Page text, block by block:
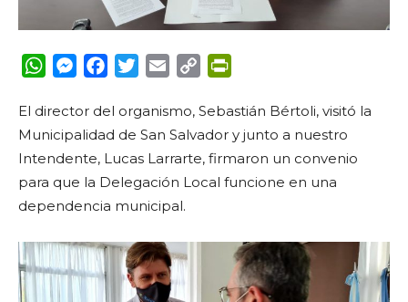
WhatsApp
Messenger
FacebookTwitterEmail Copy
El director del organismo, Sebastián Bértoli, visitó la
Municipalidad de San Salvador y junto a nuestro
Intendente, Lucas Larrarte, firmaron un convenio
para que la Delegación Local funcione en una
dependencia municipal.